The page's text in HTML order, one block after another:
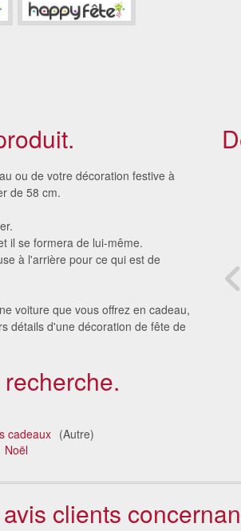
ou de votre décoration festive à
de 58 cm.
il se formera de lui-même.
à l'arrière pour ce qui est de
voiture que vous offrez en cadeau,
détails d'une décoration de fête de
cadeaux (Autre)
Noël
clients